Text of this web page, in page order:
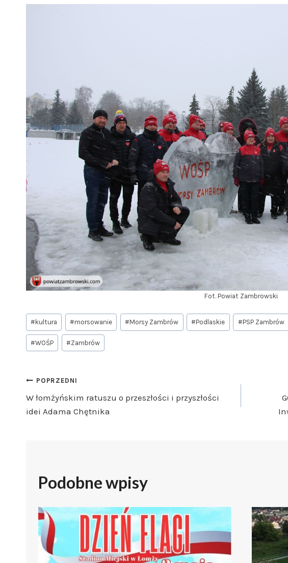
Fot. Powiat Zambrowski
Tagi
wpisu:
# kultura #morsowanie #Morsy Zambrów #Podlaskie #PSP Zambrów
#WOŚP #Zambrów
Nawigacja
wpisu
POPRZEDNI
W łomżyńskim ratuszu o przeszłości i przyszłości
idei Adama Chętnika
Podobne wpisy